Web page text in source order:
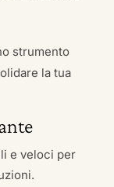
strumento
la tua
e veloci per